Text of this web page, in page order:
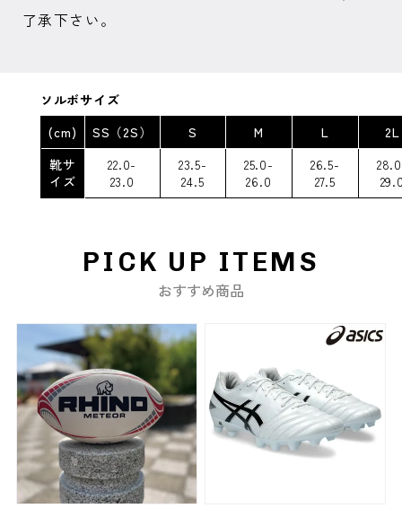
了承下さい。
ソルボサイズ
(cm)
SS（2S） S M L
2L
靴サ
イズ
22.0-
23.0
23.5-
24.5
25.0-
26.0
26.5-
27.5
PICK UP ITEMS
おすすめ商品